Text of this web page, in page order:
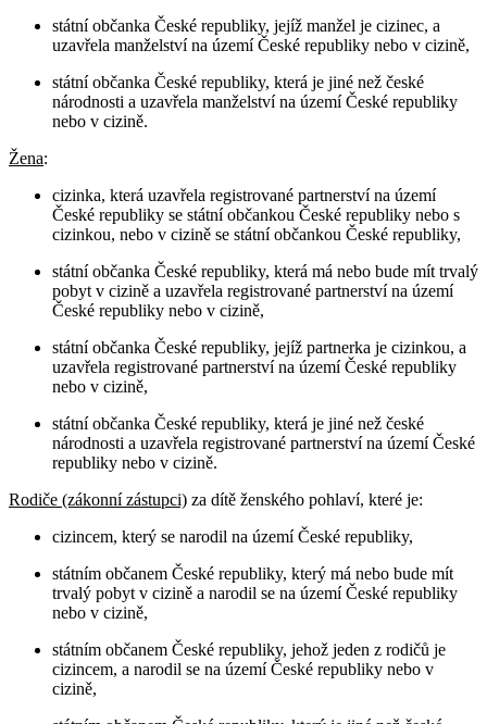
státní občanka České republiky, jejíž manžel je cizinec, a
uzavřela manželství na území České republiky nebo v cizině,
státní občanka České republiky, která je jiné než české
národnosti a uzavřela manželství na území České republiky
nebo v cizině.
Žena:
cizinka, která uzavřela registrované partnerství na území
České republiky se státní občankou České republiky nebo s
cizinkou, nebo v cizině se státní občankou České republiky,
státní občanka České republiky, která má nebo bude mít trvalý
pobyt v cizině a uzavřela registrované partnerství na území
České republiky nebo v cizině,
státní občanka České republiky, jejíž partnerka je cizinkou, a
uzavřela registrované partnerství na území České republiky
nebo v cizině,
státní občanka České republiky, která je jiné než české
národnosti a uzavřela registrované partnerství na území České
republiky nebo v cizině.
Rodiče (zákonní zástupci) za dítě ženského pohlaví, které je:
cizincem, který se narodil na území České republiky,
státním občanem České republiky, který má nebo bude mít
trvalý pobyt v cizině a narodil se na území České republiky
nebo v cizině,
státním občanem České republiky, jehož jeden z rodičů je
cizincem, a narodil se na území České republiky nebo v
cizině,